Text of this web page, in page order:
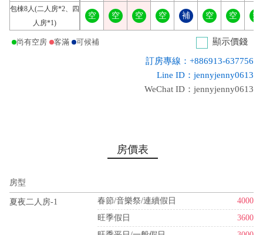
包棟8人(二人房*2、四
人房*1)
空 空 空 空 補 空 空 空
尚有空房 客滿 可候補 顯示價錢
訂房專線：+886913-637756
Line ID：jennyjenny0613
WeChat ID：jennyjenny0613
房價表
房型
夏夜二人房-1 春節/音樂祭/連續假日
4000
旺季假日
3600